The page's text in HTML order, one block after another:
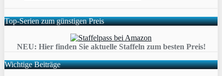
Top-Serien zum günstigen Preis
NEU: Hier finden Sie aktuelle Staffeln zum besten Preis!
Wichtige Beiträge